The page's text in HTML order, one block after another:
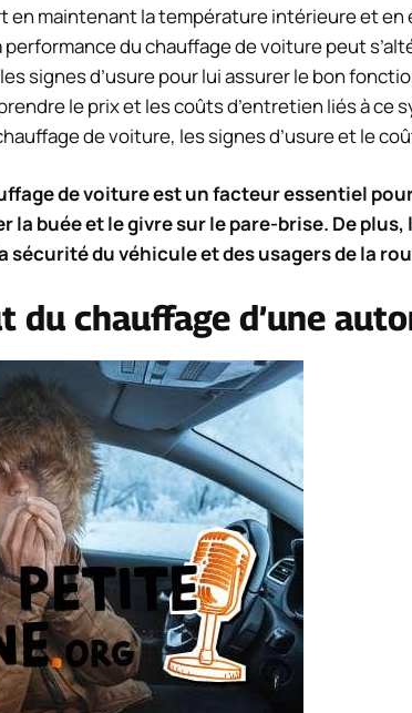
en maintenant la température intérieure et en
du chauffage de voiture peut
signes d’usure pour lui assurer le bon
le prix et les coûts d’entretien liés à ce
de voiture, les signes d’usure et le
de voiture est un facteur essentiel
la buée et le givre sur le pare-brise. De
du véhicule et des usagers de la
du chauffage d’une